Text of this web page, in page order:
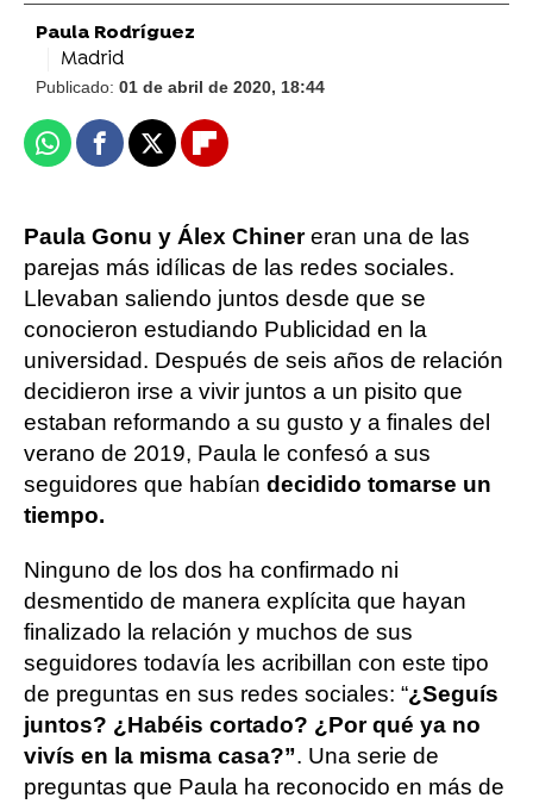
Paula Rodríguez
Madrid
Publicado: 01 de abril de 2020, 18:44
WhatsappFacebook
X Flipboard
Paula Gonu y Álex Chinereran una de las
parejas más idílicas de las redes sociales.
Llevaban saliendo juntos desde que se
conocieron estudiando Publicidad en la
universidad. Después de seis años de relación
decidieron irse a vivir juntos a un pisito que
estaban reformando a su gusto y a finales del
verano de 2019, Paula le confesó a sus
seguidores que habían decidido tomarse un
tiempo.
Ninguno de los dos ha confirmado ni
desmentido de manera explícita que hayan
finalizado la relación y muchos de sus
seguidores todavía les acribillan con este tipo
de preguntas en sus redes sociales: “¿Seguís
juntos? ¿Habéis cortado? ¿Por qué ya no
vivís en la misma casa?”. Una serie de
preguntas que Paula ha reconocido en más de